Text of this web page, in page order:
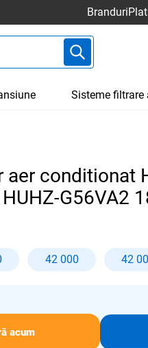
Branduri
Sisteme filtrare
conditionat
G56VA2
42 000 42
acum